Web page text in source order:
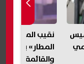
نقيب
المطار» يعكس
والقائمة تحفظ